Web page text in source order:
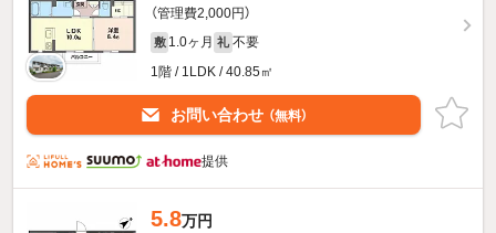
（管理費2,000円）
敷 1.0ヶ月 礼 不要
1階 / 1LDK / 40.85㎡
お問い合わせ （無料）
提供
5.8万円